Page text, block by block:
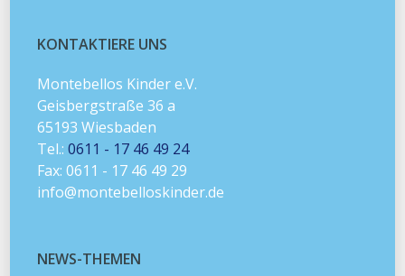
KONTAKTIERE UNS
Montebellos Kinder e.V.
Geisbergstraße 36 a
65193 Wiesbaden
Tel.:0611 - 17 46 49 24
Fax: 0611 - 17 46 49 29
info@montebelloskinder.de
NEWS-THEMEN